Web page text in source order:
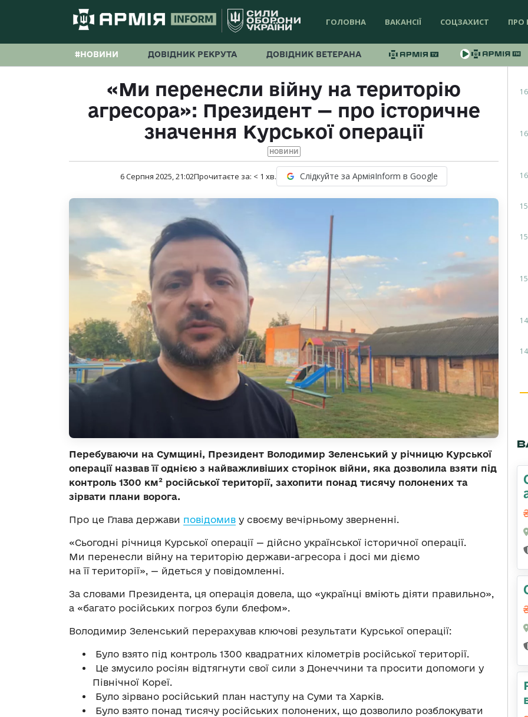
ГОЛОВНА ВАКАНСІЇ СОЦЗАХИСТ ПРО
#НОВИНИ ДОВІДНИК РЕКРУТА ДОВІДНИК ВЕТЕРАНА
«Ми перенесли війну на територію
агресора»: Президент — про історичне
значення Курської операції
НОВИНИ
6 Серпня 2025, 21:02Прочитаєте за: < 1 хв. Слідкуйте за АрміяInform в Google
Перебуваючи на Сумщині, Президент Володимир Зеленський у річницю Курської
операції назвав її однією з найважливіших сторінок війни, яка дозволила взяти під
контроль 1300 км² російської території, захопити понад тисячу полонених та
зірвати плани ворога.
Про це Глава держави повідомив у своєму вечірньому зверненні.
«Сьогодні річниця Курської операції — дійсно української історичної операції.
Ми перенесли війну на територію держави-агресора і досі ми діємо
на її території», — йдеться у повідомленні.
За словами Президента, ця операція довела, що «українці вміють діяти правильно»,
а «багато російських погроз були блефом».
Володимир Зеленський перерахував ключові результати Курської операції:
Було взято під контроль 1300 квадратних кілометрів російської території.
Це змусило росіян відтягнути свої сили з Донеччини та просити допомоги у
Північної Кореї.
Було зірвано російський план наступу на Суми та Харків.
Було взято понад тисячу російських полонених, що дозволило розблокувати